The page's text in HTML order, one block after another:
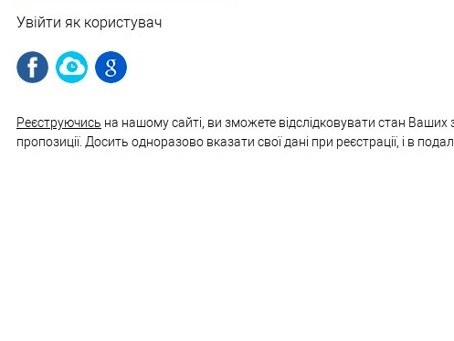
Увійти як користувач
Реєструючись на нашому сайті, ви зможете відслідковувати стан Ваших
пропозиції. Досить одноразово вказати свої дані при реєстрації, і в